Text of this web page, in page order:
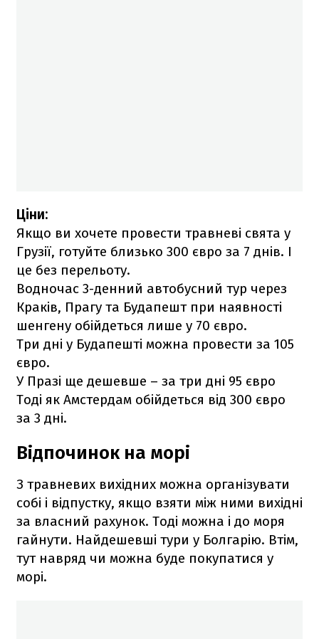
Ціни:
Якщо ви хочете провести травневі свята у
Грузії, готуйте близько 300 євро за 7 днів. І
це без перельоту.
Водночас 3-денний автобусний тур через
Краків, Прагу та Будапешт при наявності
шенгену обійдеться лише у 70 євро.
Три дні у Будапешті можна провести за 105
євро.
У Празі ще дешевше – за три дні 95 євро
Тоді як Амстердам обійдеться від 300 євро
за 3 дні.
Відпочинок на морі
З травневих вихідних можна організувати
собі і відпустку, якщо взяти між ними вихідні
за власний рахунок. Тоді можна і до моря
гайнути. Найдешевші тури у Болгарію. Втім,
тут навряд чи можна буде покупатися у
морі.